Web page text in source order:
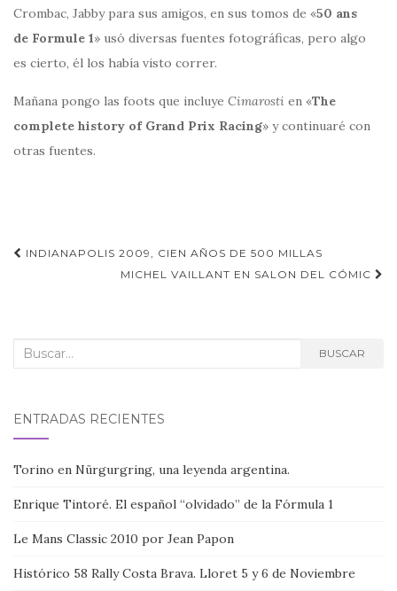
Crombac, Jabby para sus amigos, en sus tomos de «50 ans
de Formule 1» usó diversas fuentes fotográficas, pero algo
es cierto, él los había visto correr.
Mañana pongo las foots que incluye Cimarosti en «The
complete history of Grand Prix Racing» y continuaré con
otras fuentes.
Navegación
INDIANAPOLIS 2009, CIEN AÑOS DE 500 MILLAS
MICHEL VAILLANT EN SALON DEL CÓMIC
Buscar: BUSCAR
ENTRADAS RECIENTES
Torino en Nürgurgring, una leyenda argentina.
Enrique Tintoré. El español “olvidado” de la Fórmula 1
Le Mans Classic 2010 por Jean Papon
Histórico 58 Rally Costa Brava. Lloret 5 y 6 de Noviembre